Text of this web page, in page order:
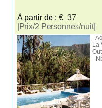
À partir de : € 37
|Prix/2 Personnes/nuit|
-
La
-